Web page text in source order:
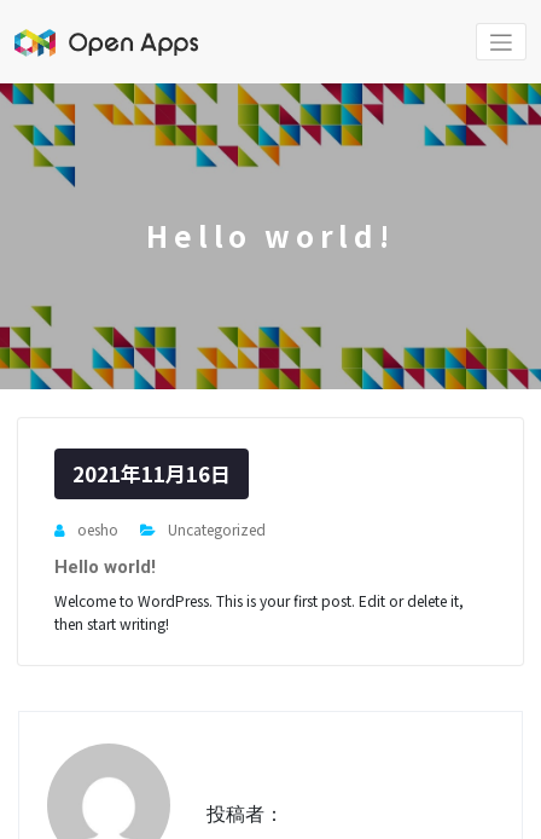
ン
ツ
Hello world!
2021年11月16日
oesho Uncategorized
Hello world!
Welcome to WordPress. This is your first post. Edit or delete it,
then start writing!
投稿者：